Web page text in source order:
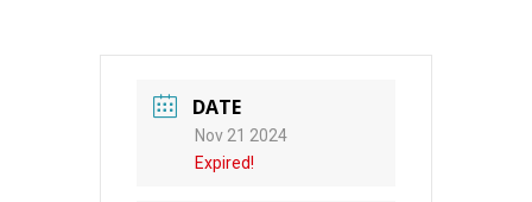
DATE
Nov 21 2024
Expired!